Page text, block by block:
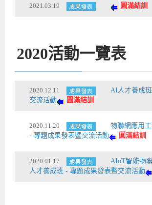
2021.03.19 圓滿結訓
2020活動一覽表
2020.12.11
AI人才養成
交流活動
圓滿結訓
2020.11.20
物聯網應用
- 專題成果發表暨交流活動
圓滿結訓
2020.01.17
AIoT智能物
人才養成班 - 專題成果發表暨交流活動